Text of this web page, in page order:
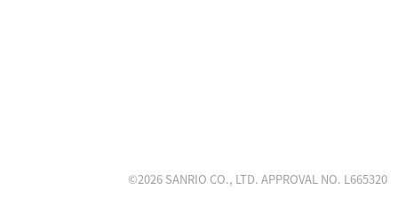
©2026 SANRIO CO., LTD. APPROVAL NO. L665320